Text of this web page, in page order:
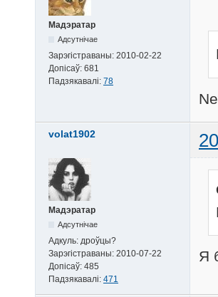
Мадэратар
Адсутнічае
Зарэгістраваны: 2010-02-22
Допісаў: 681
Падзякавалі: 78
volat1902
Мадэратар
Адсутнічае
Адкуль: дроўцы?
Зарэгістраваны: 2010-07-22
Допісаў: 485
Падзякавалі: 471
Я